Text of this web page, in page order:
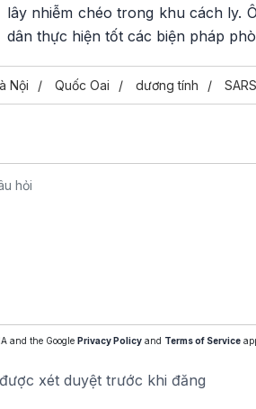
lây nhiễm chéo trong khu cách ly.
dân thực hiện tốt các biện pháp
Nội Quốc Oai dương tính
and the Google Privacy Policy and Terms of Service
xét duyệt trước khi đăng